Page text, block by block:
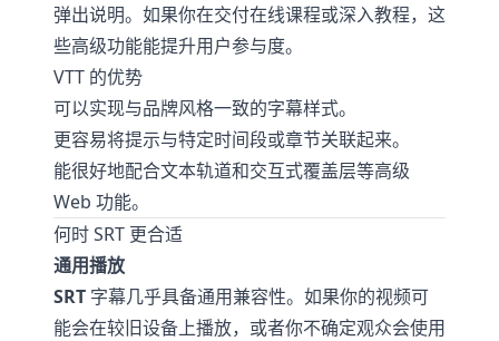
弹出说明。如果你在交付在线课程或深入教程，这
些高级功能能提升用户参与度。
VTT 的优势
可以实现与品牌风格一致的字幕样式。
更容易将提示与特定时间段或章节关联起来。
能很好地配合文本轨道和交互式覆盖层等高级
Web 功能。
何时 SRT 更合适
通用播放
SRT 字幕几乎具备通用兼容性。如果你的视频可
能会在较旧设备上播放，或者你不确定观众会使用